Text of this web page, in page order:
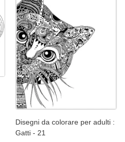
Disegni da colorare per adulti :
Gatti - 21